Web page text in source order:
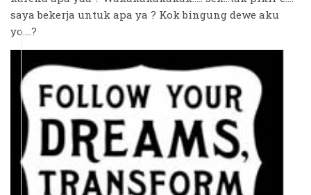
saya bekerja untuk apa ya ? Kok bingung dewe aku
yo....?